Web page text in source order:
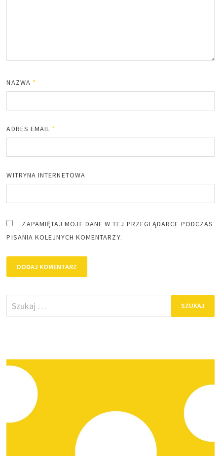
NAZWA *
ADRES EMAIL *
WITRYNA INTERNETOWA
ZAPAMIĘTAJ MOJE DANE W TEJ PRZEGLĄDARCE PODCZAS
PISANIA KOLEJNYCH KOMENTARZY.
Szukaj: